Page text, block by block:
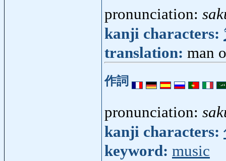
pronunciation:
kanji characters:
translation: man
作詞
pronunciation:
kanji characters:
keyword: music